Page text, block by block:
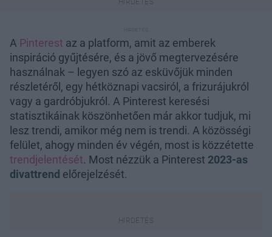
A Pinterest az a platform, amit az emberek
inspiráció gyűjtésére, és a jövő megtervezésére
használnak – legyen szó az esküvőjük minden
részletéről, egy hétköznapi vacsiról, a frizurájukról
vagy a gardróbjukról. A Pinterest keresési
statisztikáinak köszönhetően már akkor tudjuk, mi
lesz trendi, amikor még nem is trendi. A közösségi
felület, ahogy minden év végén, most is közzétette
trendjelentését. Most nézzük a Pinterest 2023-as
divattrend előrejelzését.